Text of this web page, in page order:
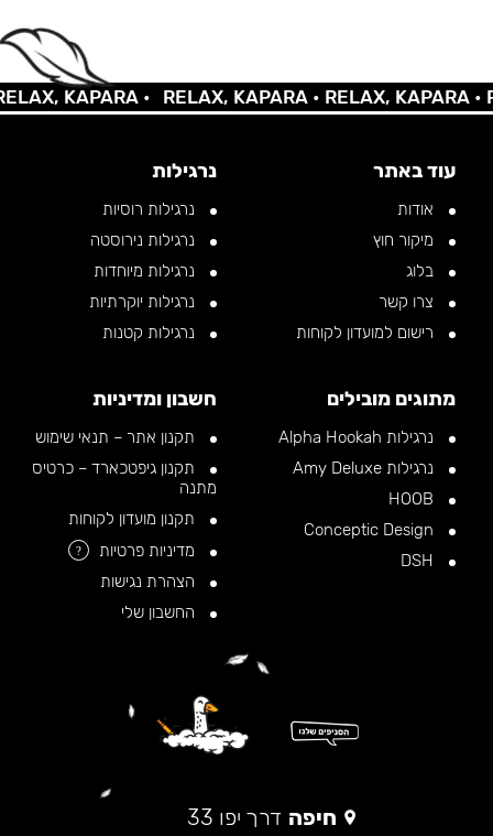
KAPARA • RELAX, KAPARA •RELAX, KAPARA •
עוד באתר
אודות
מיקור חוץ
בלוג
צרו קשר
רישום למועדון לקוחות
נרגילות
נרגילות רוסיות
נרגילות נירוסטה
נרגילות מיוחדות
נרגילות יוקרתיות
נרגילות קטנות
מתוגים מובילים
נרגילות Alpha Hookah
נרגילות Amy Deluxe
חשבון ומדיניות
תקנון אתר – תנאי שימוש
תקנון גיפטכארד – כרטיס
מתנה
תקנון מועדון לקוחות
מדיניות פרטיות
?
הצהרת נגישות
החשבון שלי
חיפה דרך יפו 33